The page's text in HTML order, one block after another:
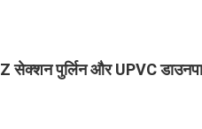
Z सेक्शन पुर्लिन और UPVC